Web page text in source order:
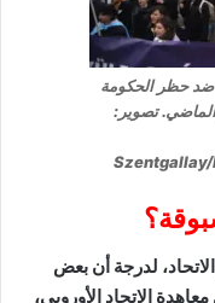
حظر الحكومة
تصوير:
لدرجة أن بعض
الاتحاد الأوروبي،